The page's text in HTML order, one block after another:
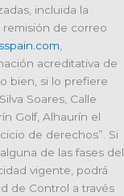
incluida la
remisión de correo
,
acreditativa de
bien, si lo prefiere
Soares, Calle
Golf, Alhaurín el
de derechos”. Si
de las fases del
vigente, podrá
de Control a través